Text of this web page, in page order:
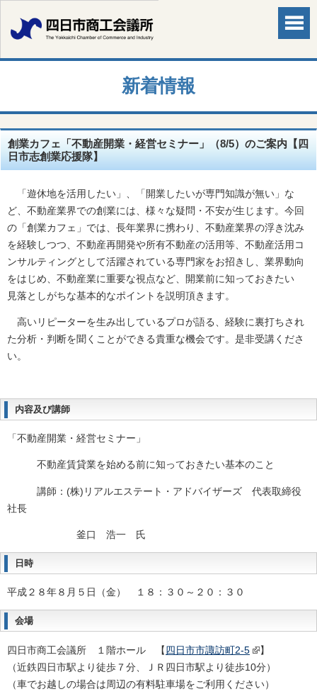
新着情報
創業カフェ「不動産開業・経営セミナー」（8/5）のご案内【四
日市志創業応援隊】
「遊休地を活用したい」、「開業したいが専門知識が無い」な
ど、不動産業界での創業には、様々な疑問・不安が生じます。今回
の「創業カフェ」では、長年業界に携わり、不動産業界の浮き沈み
を経験しつつ、不動産再開発や所有不動産の活用等、不動産活用コ
ンサルティングとして活躍されている専門家をお招きし、業界動向
をはじめ、不動産業に重要な視点など、開業前に知っておきたい
見落としがちな基本的なポイントを説明頂きます。
高いリピーターを生み出しているプロが語る、経験に裏打ちされ
た分析・判断を聞くことができる貴重な機会です。是非受講くださ
い。
内容及び講師
「不動産開業・経営セミナー」
不動産賃貸業を始める前に知っておきたい基本のこと
講師：(株)リアルエステート・アドバイザーズ 代表取締役
社長
釜口 浩一 氏
日時
平成２８年８月５日（金） １８：３０～２０：３０
会場
四日市商工会議所 １階ホール 【四日市市諏訪町2-5
】
（近鉄四日市駅より徒歩７分、ＪＲ四日市駅より徒歩10分）
（車でお越しの場合は周辺の有料駐車場をご利用ください）